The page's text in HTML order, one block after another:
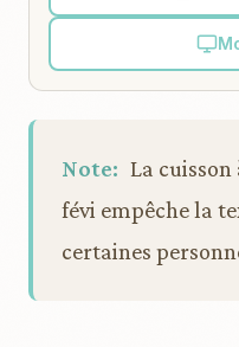
Note: La
févi empêche la
certaines